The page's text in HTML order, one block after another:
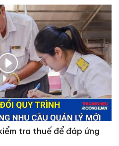
tra thuế để đáp ứng